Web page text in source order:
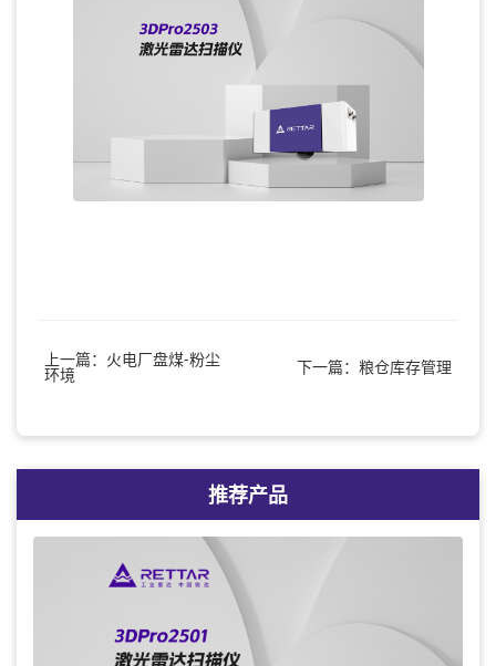
上一篇：火电厂盘煤-粉尘
环境 下一篇：粮仓库存管理
推荐产品